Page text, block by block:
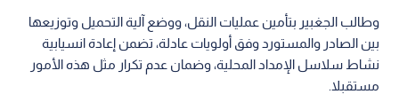
وطالب الجغبير بتأمين عمليات النقل، ووضع آلية التحميل وتوزيعها
بين الصادر والمستورد وفق أولويات عادلة، تضمن إعادة انسيابية
نشاط سلاسل الإمداد المحلية، وضمان عدم تكرار مثل هذه الأمور
مستقبلا.